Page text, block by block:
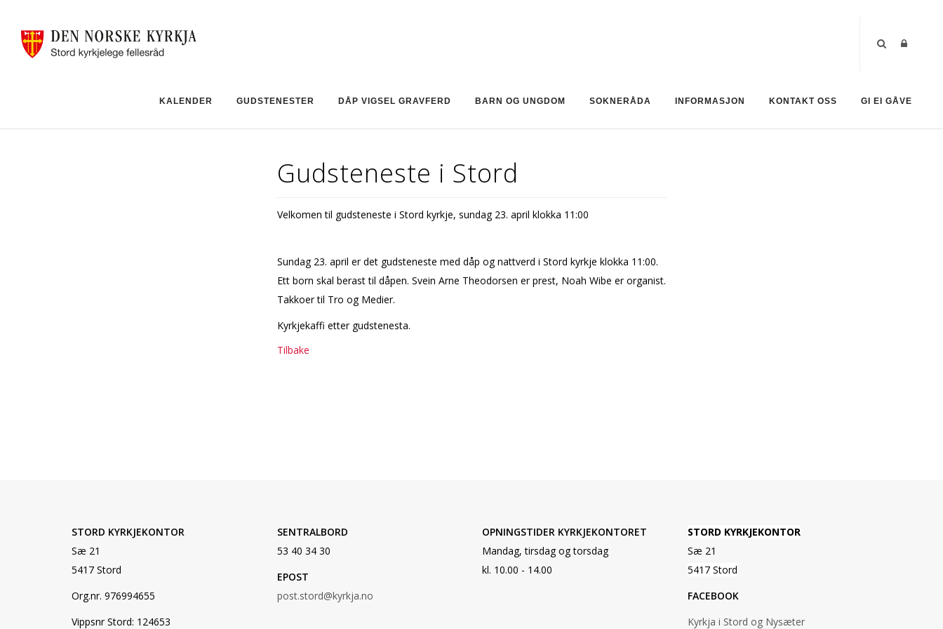
KALENDER GUDSTENESTER DÅP VIGSEL GRAVFERD BARN OG UNGDOM SOKNERÅDA INFORMASJON KONTAKT OSS GI EI GÅVE
Gudsteneste i Stord
Velkomen til gudsteneste i Stord kyrkje, sundag 23. april klokka 11:00
Sundag 23. april er det gudsteneste med dåp og nattverd i Stord kyrkje klokka 11:00.
Ett born skal berast til dåpen. Svein Arne Theodorsen er prest, Noah Wibe er organist.
Takkoffer til Tro og Medier.
Kyrkjekaffi etter gudstenesta.
Tilbake
STORD KYRKJEKONTOR
Sæ 21
5417 Stord
Org.nr. 976994655
Vippsnr Stord: 124653
SENTRALBORD
53 40 34 30
EPOST
post.stord@kyrkja.no
OPNINGSTIDER KYRKJEKONTORET
Mandag, tirsdag og torsdag
kl. 10.00 - 14.00
STORD KYRKJEKONTOR
Sæ 21
5417 Stord
FACEBOOK
Kyrkja i Stord og Nysæter